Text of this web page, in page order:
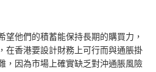
望他們的積蓄能保持長期的購買力，
在香港要設計財務上可行而與通脹掛
，因為市場上確實缺乏對沖通脹風險